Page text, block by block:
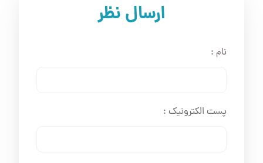
ارسال نظر
نام :
پست الکترونیک :